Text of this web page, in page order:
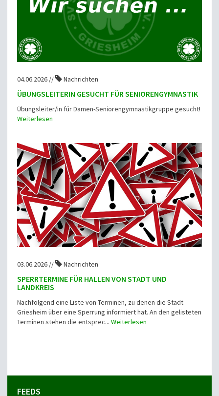
04.06.2026 // Nachrichten
ÜBUNGSLEITERIN GESUCHT FÜR SENIORENGYMNASTIK
Übungsleiter/in für Damen-Seniorengymnastikgruppe gesucht!
Weiterlesen
03.06.2026 // Nachrichten
SPERRTERMINE FÜR HALLEN VON STADT UND
LANDKREIS
Nachfolgend eine Liste von Terminen, zu denen die Stadt
Griesheim über eine Sperrung informiert hat. An den gelisteten
Terminen stehen die entsprec... Weiterlesen
FEEDS